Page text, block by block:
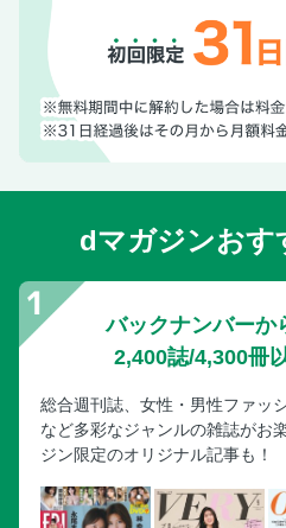
dマガジンおす
バックナンバーか
2,400誌/4,300冊
総合週刊誌、女性・男性ファッ
など多彩なジャンルの雑誌がお
ジン限定のオリジナル記事も！